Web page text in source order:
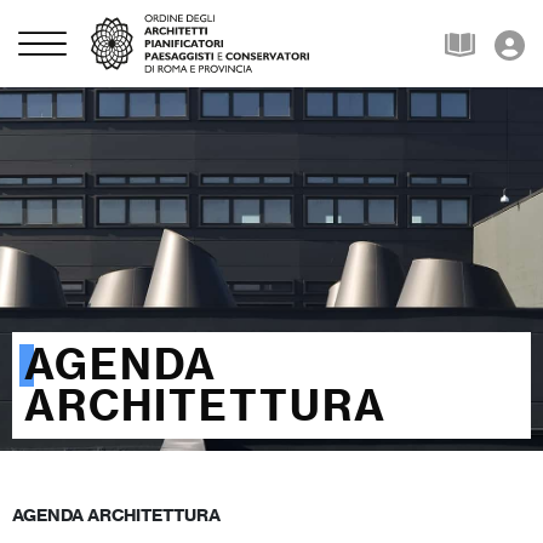
AGENDA
ARCHITETTURA
AGENDA ARCHITETTURA